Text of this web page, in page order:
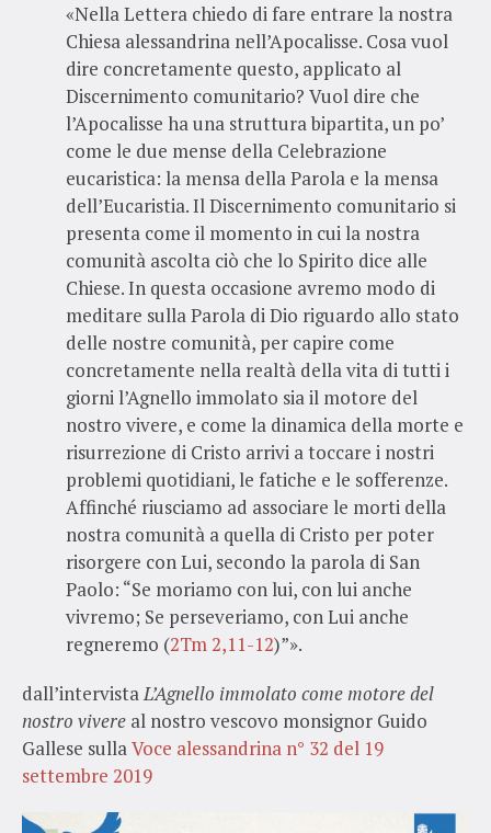
«Nella Lettera chiedo di fare entrare la nostra
Chiesa alessandrina nell’Apocalisse. Cosa vuol
dire concretamente questo, applicato al
Discernimento comunitario? Vuol dire che
l’Apocalisse ha una struttura bipartita, un po’
come le due mense della Celebrazione
eucaristica: la mensa della Parola e la mensa
dell’Eucaristia. Il Discernimento comunitario si
presenta come il momento in cui la nostra
comunità ascolta ciò che lo Spirito dice alle
Chiese. In questa occasione avremo modo di
meditare sulla Parola di Dio riguardo allo stato
delle nostre comunità, per capire come
concretamente nella realtà della vita di tutti i
giorni l’Agnello immolato sia il motore del
nostro vivere, e come la dinamica della morte e
risurrezione di Cristo arrivi a toccare i nostri
problemi quotidiani, le fatiche e le sofferenze.
Affinché riusciamo ad associare le morti della
nostra comunità a quella di Cristo per poter
risorgere con Lui, secondo la parola di San
Paolo: “Se moriamo con lui, con lui anche
vivremo; Se perseveriamo, con Lui anche
regneremo (2Tm 2,11-12)”».
dall’intervistaL’Agnello immolato come motore del
nostro vivere al nostro vescovo monsignor Guido
Gallese sullaVoce alessandrina n° 32 del 19
settembre 2019